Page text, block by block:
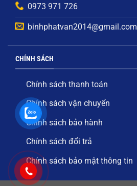
0973 971 726
binhphatvan2014@gmail.com
CHÍNH SÁCH
Chính sách thanh toán
Chính sách vận chuyển
Chính sách bảo hành
Chính sách đổi trả
Chính sách bảo mật thông tin